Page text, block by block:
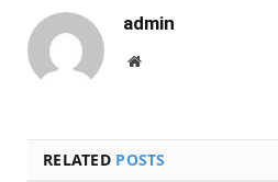
admin
Website
RELATED POSTS